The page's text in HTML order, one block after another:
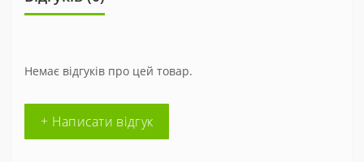
Немає відгуків про цей товар.
+ Написати відгук